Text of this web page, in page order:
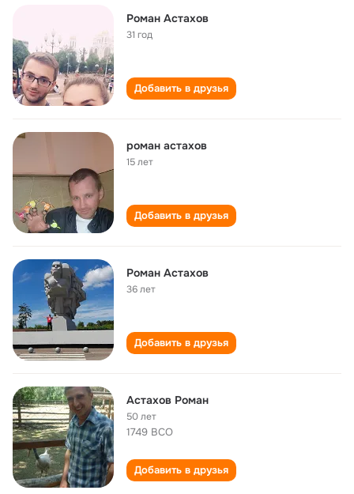
Роман Астахов
31 год
Добавить в друзья
роман астахов
15 лет
Добавить в друзья
Роман Астахов
36 лет
Добавить в друзья
Астахов Роман
50 лет
1749 ВСО
Добавить в друзья